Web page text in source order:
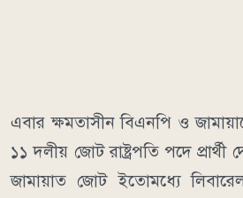
এবার ক্ষমতাসীন বিএনপি ও
১১ দলীয় জোট রাষ্ট্রপতি পদে প্রার্থী
জামায়াত জোট ইতোমধ্যে লিবারেল